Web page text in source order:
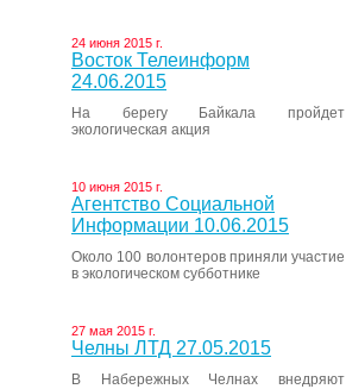
24 июня 2015 г.
Восток Телеинформ
24.06.2015
На берегу Байкала пройдет
экологическая акция
10 июня 2015 г.
Агентство Социальной
Информации 10.06.2015
Около 100 волонтеров приняли участие
в экологическом субботнике
27 мая 2015 г.
Челны ЛТД 27.05.2015
В Набережных Челнах внедряют